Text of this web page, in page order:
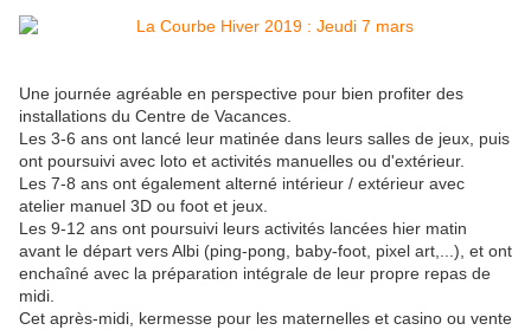
Une journée agréable en perspective pour bien profiter des
installations du Centre de Vacances.
Les 3-6 ans ont lancé leur matinée dans leurs salles de jeux, puis
ont poursuivi avec loto et activités manuelles ou d'extérieur.
Les 7-8 ans ont également alterné intérieur / extérieur avec
atelier manuel 3D ou foot et jeux.
Les 9-12 ans ont poursuivi leurs activités lancées hier matin
avant le départ vers Albi (ping-pong, baby-foot, pixel art,...), et ont
enchaîné avec la préparation intégrale de leur propre repas de
midi.
Cet après-midi, kermesse pour les maternelles et casino ou vente